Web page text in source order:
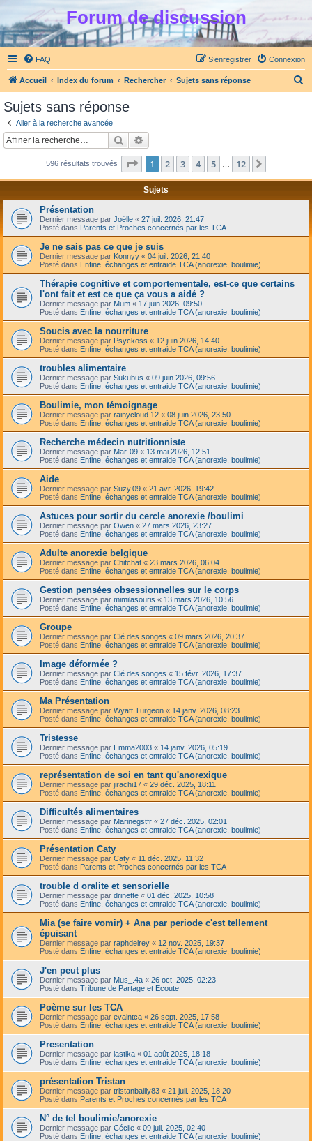
Forum de discussion
FAQ Connexion
S’enregistrer
Accueil Index du forum Rechercher Sujets sans réponse
c
Sujets sans réponse
Aller à la recherche avancée
Rechercher
596 résultats trouvés Page 1sur12
1 2 3 4 5 12
Sujets
Présentation
Dernier message par Joëlle « 27 juil. 2026, 21:47
Posté dans Parents et Proches concernés par les TCA
Je ne sais pas ce que je suis
Dernier message par Konnyy « 04 juil. 2026, 21:40
Posté dans Enfine, échanges et entraide TCA (anorexie, boulimie)
Thérapie cognitive et comportementale, est-ce que certains
l'ont fait et est ce que ça vous a aidé ?
Dernier message par Mum « 17 juin 2026, 09:50
Posté dans Enfine, échanges et entraide TCA (anorexie, boulimie)
Soucis avec la nourriture
Dernier message par Psyckoss « 12 juin 2026, 14:40
Posté dans Enfine, échanges et entraide TCA (anorexie, boulimie)
troubles alimentaire
Dernier message par Sukubus « 09 juin 2026, 09:56
Posté dans Enfine, échanges et entraide TCA (anorexie, boulimie)
Boulimie, mon témoignage
Dernier message par rainycloud.12 « 08 juin 2026, 23:50
Posté dans Enfine, échanges et entraide TCA (anorexie, boulimie)
Recherche médecin nutritionniste
Dernier message par Mar-09 « 13 mai 2026, 12:51
Posté dans Enfine, échanges et entraide TCA (anorexie, boulimie)
Aide
Dernier message par Suzy.09 « 21 avr. 2026, 19:42
Posté dans Enfine, échanges et entraide TCA (anorexie, boulimie)
Astuces pour sortir du cercle anorexie /boulimi
Dernier message par Owen « 27 mars 2026, 23:27
Posté dans Enfine, échanges et entraide TCA (anorexie, boulimie)
Adulte anorexie belgique
Dernier message par Chitchat « 23 mars 2026, 06:04
Posté dans Enfine, échanges et entraide TCA (anorexie, boulimie)
Gestion pensées obsessionnelles sur le corps
Dernier message par mimilasouris « 13 mars 2026, 10:56
Posté dans Enfine, échanges et entraide TCA (anorexie, boulimie)
Groupe
Dernier message par Clé des songes « 09 mars 2026, 20:37
Posté dans Enfine, échanges et entraide TCA (anorexie, boulimie)
Image déformée ?
Dernier message par Clé des songes « 15 févr. 2026, 17:37
Posté dans Enfine, échanges et entraide TCA (anorexie, boulimie)
Ma Présentation
Dernier message par Wyatt Turgeon « 14 janv. 2026, 08:23
Posté dans Enfine, échanges et entraide TCA (anorexie, boulimie)
Tristesse
Dernier message par Emma2003 « 14 janv. 2026, 05:19
Posté dans Enfine, échanges et entraide TCA (anorexie, boulimie)
représentation de soi en tant qu'anorexique
Dernier message par jirachi17 « 29 déc. 2025, 18:11
Posté dans Enfine, échanges et entraide TCA (anorexie, boulimie)
Difficultés alimentaires
Dernier message par Marinegstfr « 27 déc. 2025, 02:01
Posté dans Enfine, échanges et entraide TCA (anorexie, boulimie)
Présentation Caty
Dernier message par Caty « 11 déc. 2025, 11:32
Posté dans Parents et Proches concernés par les TCA
trouble d oralite et sensorielle
Dernier message par drinette « 01 déc. 2025, 10:58
Posté dans Enfine, échanges et entraide TCA (anorexie, boulimie)
Mia (se faire vomir) + Ana par periode c'est tellement
épuisant
Dernier message par raphdelrey « 12 nov. 2025, 19:37
Posté dans Enfine, échanges et entraide TCA (anorexie, boulimie)
J'en peut plus
Dernier message par Mus_.4a « 26 oct. 2025, 02:23
Posté dans Tribune de Partage et Ecoute
Poème sur les TCA
Dernier message par evaintca « 26 sept. 2025, 17:58
Posté dans Enfine, échanges et entraide TCA (anorexie, boulimie)
Presentation
Dernier message par lastika « 01 août 2025, 18:18
Posté dans Enfine, échanges et entraide TCA (anorexie, boulimie)
présentation Tristan
Dernier message par tristanbailly83 « 21 juil. 2025, 18:20
Posté dans Parents et Proches concernés par les TCA
N° de tel boulimie/anorexie
Dernier message par Cécile « 09 juil. 2025, 02:40
Posté dans Enfine, échanges et entraide TCA (anorexie, boulimie)